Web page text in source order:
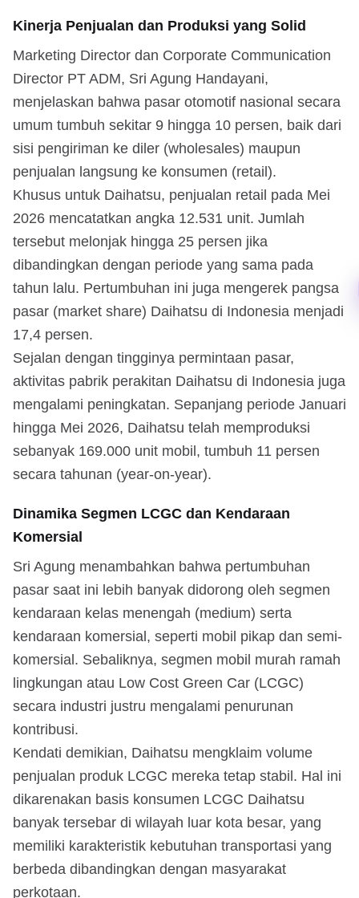
Kinerja Penjualan dan Produksi yang Solid
Marketing Director dan Corporate Communication
Director PT ADM, Sri Agung Handayani,
menjelaskan bahwa pasar otomotif nasional secara
umum tumbuh sekitar 9 hingga 10 persen, baik dari
sisi pengiriman ke diler (wholesales) maupun
penjualan langsung ke konsumen (retail).
Khusus untuk Daihatsu, penjualan retail pada Mei
2026 mencatatkan angka 12.531 unit. Jumlah
tersebut melonjak hingga 25 persen jika
dibandingkan dengan periode yang sama pada
tahun lalu. Pertumbuhan ini juga mengerek pangsa
pasar (market share) Daihatsu di Indonesia menjadi
17,4 persen.
Sejalan dengan tingginya permintaan pasar,
aktivitas pabrik perakitan Daihatsu di Indonesia juga
mengalami peningkatan. Sepanjang periode Januari
hingga Mei 2026, Daihatsu telah memproduksi
sebanyak 169.000 unit mobil, tumbuh 11 persen
secara tahunan (year-on-year).
Dinamika Segmen LCGC dan Kendaraan
Komersial
Sri Agung menambahkan bahwa pertumbuhan
pasar saat ini lebih banyak didorong oleh segmen
kendaraan kelas menengah (medium) serta
kendaraan komersial, seperti mobil pikap dan semi-
komersial. Sebaliknya, segmen mobil murah ramah
lingkungan atau Low Cost Green Car (LCGC)
secara industri justru mengalami penurunan
kontribusi.
Kendati demikian, Daihatsu mengklaim volume
penjualan produk LCGC mereka tetap stabil. Hal ini
dikarenakan basis konsumen LCGC Daihatsu
banyak tersebar di wilayah luar kota besar, yang
memiliki karakteristik kebutuhan transportasi yang
berbeda dibandingkan dengan masyarakat
perkotaan.